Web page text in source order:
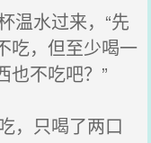
温水过来，“先
吃，但至少喝一
也不吃吧？”
，只喝了两口